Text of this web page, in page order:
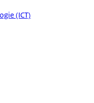
(ICT)